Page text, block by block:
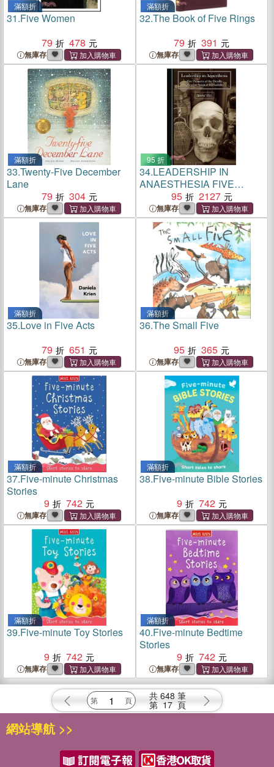
滿額折
31.Five Women
79
478
無庫存
滿額折
32.The Book of Five Rings
79
391
無庫存
滿額折
33.Twenty-Five December
Lane
79
304
無庫存
95 折
34.LEADERSHIP IN
ANAESTHESIA FIVE
PIONEERS
95 2127
無庫存
滿額折
35.Love in Five Acts
79
651
無庫存
滿額折
36.The Small Five
95
365
無庫存
滿額折
37.Five-minute Christmas
Stories
9
742
無庫存
滿額折
38.Five-minute Bible Stories
9
742
無庫存
滿額折
39.Five-minute Toy Stories
9
742
無庫存
滿額折
40.Five-minute Bedtime
Stories
9
742
無庫存
共 648 筆
第 17 頁
網站導航 >>